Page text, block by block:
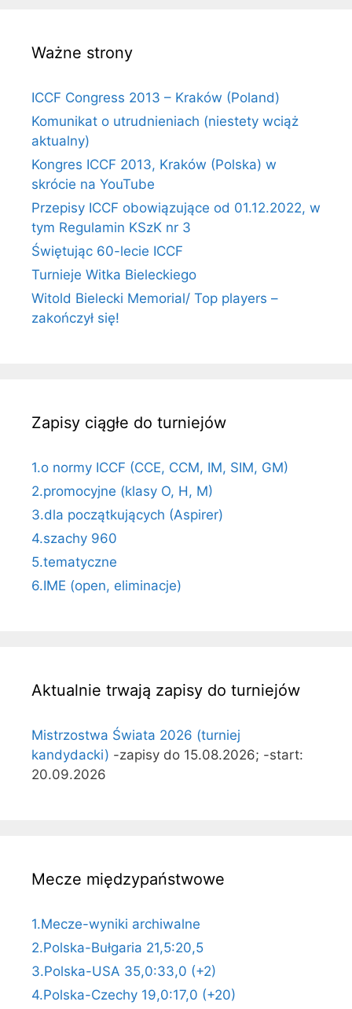
Ważne strony
ICCF Congress 2013 – Kraków (Poland)
Komunikat o utrudnieniach (niestety wciąż
aktualny)
Kongres ICCF 2013, Kraków (Polska) w
skrócie na YouTube
Przepisy ICCF obowiązujące od 01.12.2022, w
tym Regulamin KSzK nr 3
Świętując 60-lecie ICCF
Turnieje Witka Bieleckiego
Witold Bielecki Memorial/ Top players –
zakończył się!
Zapisy ciągłe do turniejów
1.o normy ICCF (CCE, CCM, IM, SIM, GM)
2.promocyjne (klasy O, H, M)
3.dla początkujących (Aspirer)
4.szachy 960
5.tematyczne
6.IME (open, eliminacje)
Aktualnie trwają zapisy do turniejów
Mistrzostwa Świata 2026 (turniej
kandydacki) -zapisy do 15.08.2026; -start:
20.09.2026
Mecze międzypaństwowe
1.Mecze-wyniki archiwalne
2.Polska-Bułgaria 21,5:20,5
3.Polska-USA 35,0:33,0 (+2)
4.Polska-Czechy 19,0:17,0 (+20)